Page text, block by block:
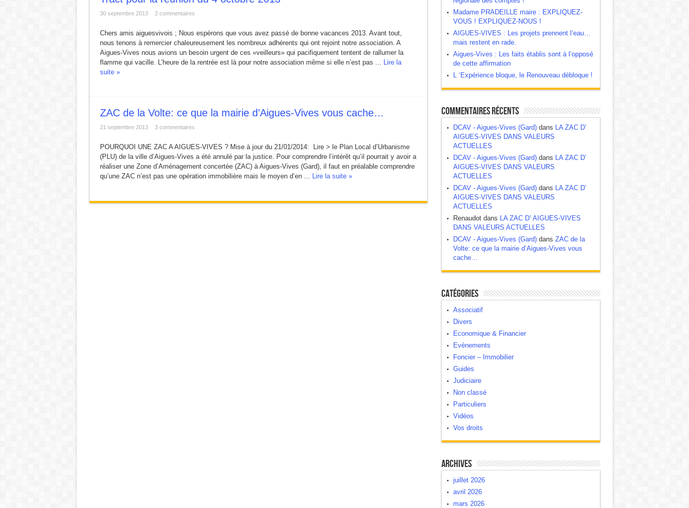
L ‘Expérience bloque, le Renouveau débloque !
ZAC de la Volte : Promesse de développement ou bombe à retardement ?
Réunion du DCAV du 21 novembre 2025
Aigues-Vives : Gaspillage, abandon et mépris du patrimoine public
30 septembre 2013 2 commentaires
Chers amis aiguesvivois ; Nous espérons que vous avez passé de bonne vacances 2013. Avant tout,
nous tenons à remercier chaleureusement les nombreux adhérents qui ont rejoint notre association. A
Aigues-Vives nous avions un besoin urgent de ces «veilleurs» qui pacifiquement tentent de rallumer la
flamme qui vacille. L’heure de la rentrée est là pour notre association même si elle n’est pas ... Lire la
suite »
ZAC de la Volte: ce que la mairie d’Aigues-Vives vous cache…
21 septembre 2013 3 commentaires
POURQUOI UNE ZAC A AIGUES-VIVES ? Mise à jour du 21/01/2014: Lire > le Plan Local d’Urbanisme
(PLU) de la ville d’Aigues-Vives a été annulé par la justice. Pour comprendre l’intérêt qu’il pourrait y avoir a
réaliser une Zone d’Aménagement concertée (ZAC) à Aigues-Vives (Gard), il faut en préalable comprendre
qu’une ZAC n’est pas une opération immobilière mais le moyen d’en ... Lire la suite »
Madame PRADEILLE maire : EXPLIQUEZ-
VOUS ! EXPLIQUEZ-NOUS !
AIGUES-VIVES : Les projets prennent l’eau…
mais restent en rade.
Aigues-Vives : Les faits établis sont à l’opposé
de cette affirmation
L ‘Expérience bloque, le Renouveau débloque !
Commentaires récents
DCAV - Aigues-Vives (Gard)dans LA ZAC D’
AIGUES-VIVES DANS VALEURS
ACTUELLES
DCAV - Aigues-Vives (Gard)dans LA ZAC D’
AIGUES-VIVES DANS VALEURS
ACTUELLES
DCAV - Aigues-Vives (Gard)dans LA ZAC D’
AIGUES-VIVES DANS VALEURS
ACTUELLES
Renaudot dans LA ZAC D’ AIGUES-VIVES
DANS VALEURS ACTUELLES
DCAV - Aigues-Vives (Gard)dans ZAC de la
Volte: ce que la mairie d’Aigues-Vives vous
cache…
Catégories
Associatif
Divers
Economique & Financier
Evènements
Foncier – Immobilier
Guides
Judiciaire
Non classé
Particuliers
Vidéos
Vos droits
Archives
juillet 2026
avril 2026
mars 2026